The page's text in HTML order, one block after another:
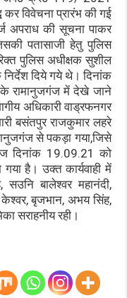
कर विवेचना प्रारंभ की गई
अपराध की सूचना पाकर
पतासाजी हेतु पुलिस
पुलिस अधीक्षक सुशील
निर्देश दिये गये थे। दिनांक
के रामानुजगंज में देखे जाने
अधिकारी वाड्रफनगर
बसंतपुर राजकुमार लहरे
से पकड़ा गया,जिसे
दिनांक 19.09.21 को
है। उक्त कार्यवाही में
सउनि बालेश्वर महानंदी,
बृजभान, अभय सिंह,
सराहनीय रही।